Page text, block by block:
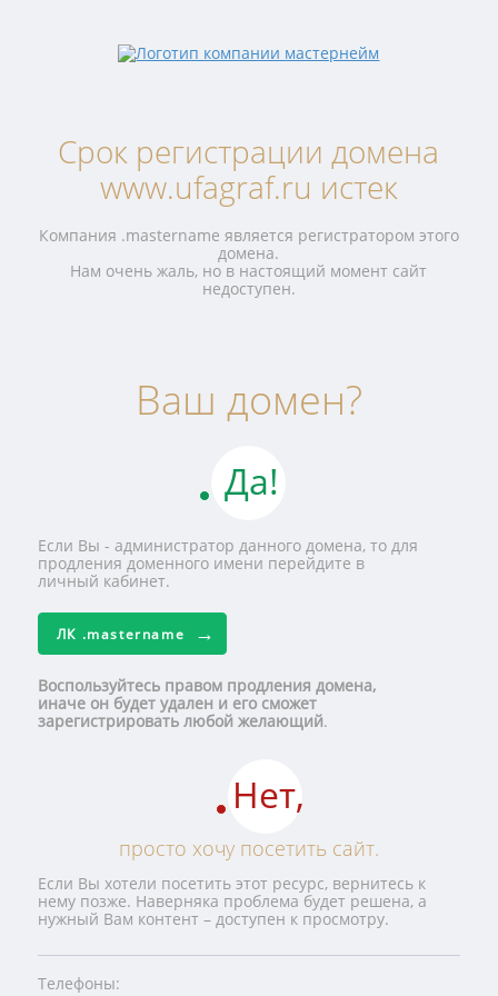
Срок регистрации домена
www.ufagraf.ru истек
Компания .mastername является регистратором этого
домена.
Нам очень жаль, но в настоящий момент сайт
недоступен.
Ваш домен?
Да!
Если Вы - администратор данного домена, то для
продления доменного имени перейдите в
личный кабинет.
ЛК .mastername
Воспользуйтесь правом продления домена,
иначе он будет удален и его сможет
зарегистрировать любой желающий.
Нет,
просто хочу посетить сайт.
Если Вы хотели посетить этот ресурс, вернитесь к
нему позже. Наверняка проблема будет решена, а
нужный Вам контент – доступен к просмотру.
Телефоны: